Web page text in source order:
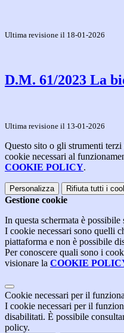
Ultima revisione il 18-01-2026
D.M. 61/2023 La
Ultima revisione il 13-01-2026
Questo sito o gli strumenti
cookie necessari al
COOKIE POLICY.
Personalizza Rifiuta tutti i
Gestione cookie
In questa schermata è
I cookie necessari sono quelli
piattaforma e non è possibile
Per conoscere quali sono i
visionare la COOKIE
Cookie necessari per il
I cookie necessari per il
disabilitati. È possibile
policy.